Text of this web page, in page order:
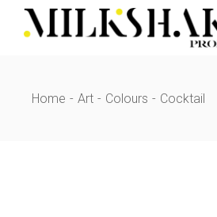
content
Home Art Colours Cocktail